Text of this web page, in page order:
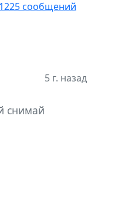
сообщений
снимай
5 г. назад